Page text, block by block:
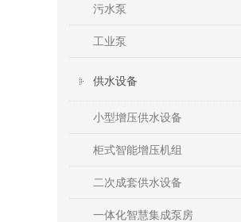
污水泵
工业泵
供水设备
小型增压供水设备
柜式智能增压机组
二次成套供水设备
一体化智慧集成泵房